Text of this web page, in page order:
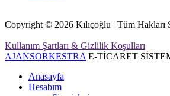
Copyright © 2026 Kılıçoğlu | Tüm Hakları
Kullanım Şartları & Gizlilik Koşulları
AJANSORKESTRA E-TİCARET
Anasayfa
Hesabım